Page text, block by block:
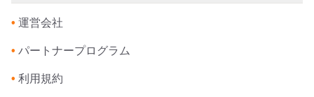
• 運営会社
• パートナープログラム
• 利用規約